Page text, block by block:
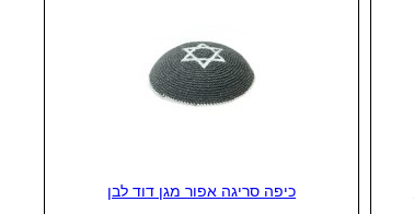
כיפה סריגה אפור מגן דוד לבן